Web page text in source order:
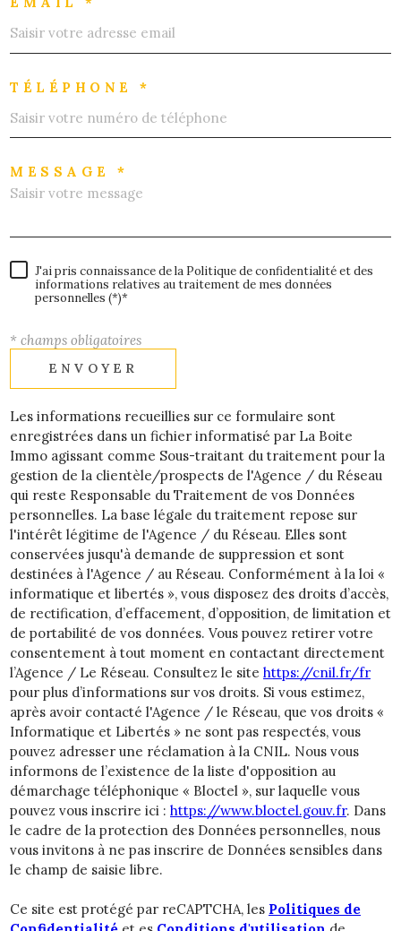
TÉLÉPHONE *
MESSAGE *
J'ai pris connaissance de la Politique de confidentialité et des
informations relatives au traitement de mes données
personnelles (*)*
* champs obligatoires
ENVOYER
Les informations recueillies sur ce formulaire sont
enregistrées dans un fichier informatisé par La Boite
Immo agissant comme Sous-traitant du traitement pour la
gestion de la clientèle/prospects de l'Agence / du Réseau
qui reste Responsable du Traitement de vos Données
personnelles. La base légale du traitement repose sur
l'intérêt légitime de l'Agence / du Réseau. Elles sont
conservées jusqu'à demande de suppression et sont
destinées à l'Agence / au Réseau. Conformément à la loi «
informatique et libertés », vous disposez des droits d’accès,
de rectification, d’effacement, d’opposition, de limitation et
de portabilité de vos données. Vous pouvez retirer votre
consentement à tout moment en contactant directement
l’Agence / Le Réseau. Consultez le site https://cnil.fr/fr
pour plus d’informations sur vos droits. Si vous estimez,
après avoir contacté l'Agence / le Réseau, que vos droits «
Informatique et Libertés » ne sont pas respectés, vous
pouvez adresser une réclamation à la CNIL. Nous vous
informons de l’existence de la liste d'opposition au
démarchage téléphonique « Bloctel », sur laquelle vous
pouvez vous inscrire ici : https://www.bloctel.gouv.fr. Dans
le cadre de la protection des Données personnelles, nous
vous invitons à ne pas inscrire de Données sensibles dans
le champ de saisie libre.
Ce site est protégé par reCAPTCHA, les Politiques de